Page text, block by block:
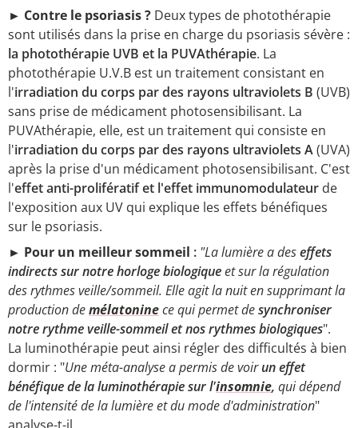
► Contre le psoriasis ? Deux types de photothérapie
sont utilisés dans la prise en charge du psoriasis sévère :
la photothérapie UVB et la PUVAthérapie. La
photothérapie U.V.B est un traitement consistant en
l'irradiation du corps par des rayons ultraviolets B (UVB)
sans prise de médicament photosensibilisant. La
PUVAthérapie, elle, est un traitement qui consiste en
l'irradiation du corps par des rayons ultraviolets A(UVA)
après la prise d'un médicament photosensibilisant. C'est
l'effet anti-prolifératif et l'effet immunomodulateur de
l'exposition aux UV qui explique les effets bénéfiques
sur le psoriasis.
► Pour un meilleur sommeil : "La lumière a deseffets
indirects sur notre horloge biologiqueet sur la régulation
des rythmes veille/sommeil. Elle agit la nuit en supprimant la
production demélatoninece qui permet desynchroniser
notre rythme veille-sommeil et nos rythmes biologiques".
La luminothérapie peut ainsi régler des difficultés à bien
dormir : "Une méta-analyse a permis de voirun effet
bénéfique de la luminothérapie sur l'insomnie, qui dépend
de l'intensité de la lumière et du mode d'administration"